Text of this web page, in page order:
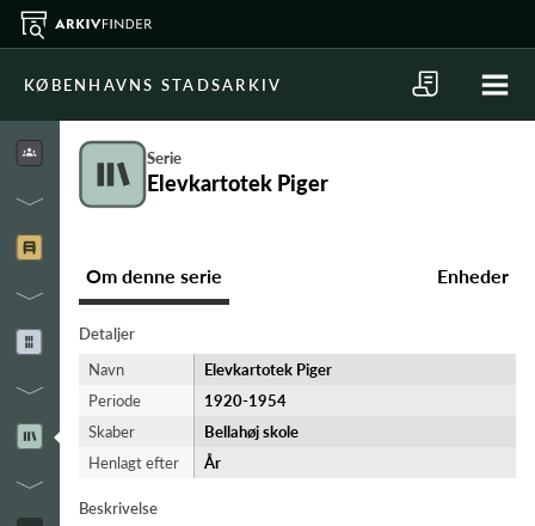
KØBENHAVNS STADSARKIV
Serie
Elevkartotek Piger
Om denne serie Enheder
Detaljer
Navn
Elevkartotek Piger
Periode
1920-​1954
Skaber
Bellahøj skole
Henlagt efter
År
Beskrivelse